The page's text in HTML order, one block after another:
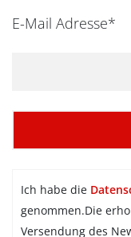
E-Mail Adresse*
Ich habe die
genommen.Die
Versendung des